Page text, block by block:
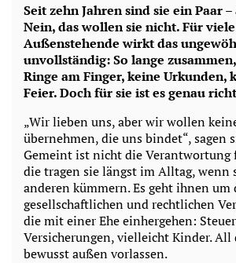
Seit zehn Jahren sind sie ein Paar
Nein, das wollen sie nicht. Für viele
Außenstehende wirkt das
unvollständig: So lange
Ringe am Finger, keine Urkunden,
Feier. Doch für sie ist es genau
„Wir lieben uns, aber wir wollen
übernehmen, die uns bindet“, sagen
Gemeint ist nicht die Verantwortung
die tragen sie längst im Alltag, wenn
anderen kümmern. Es geht ihnen um
gesellschaftlichen und rechtlichen
die mit einer Ehe einhergehen:
Versicherungen, vielleicht Kinder. All
bewusst außen vorlassen.